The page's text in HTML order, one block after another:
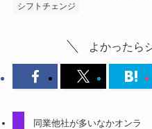
シフトチェンジ
よかったら
同業他社が多いなかオンラ